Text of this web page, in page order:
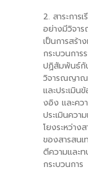
2. สาระกา
อย่างมีวิจา
เป็นการสร้า
กระบวนการ
ปฏิสัมพันธ์กั
วิจารณญาณ
และประเมิน
งอิง และคว
ประเมินควา
โยงระหว่าง
ของสารสนเ
ตีความและ
กระบวนการ